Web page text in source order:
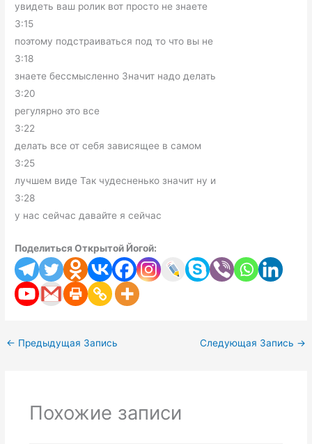
увидеть ваш ролик вот просто не знаете
3:15
поэтому подстраиваться под то что вы не
3:18
знаете бессмысленно Значит надо делать
3:20
регулярно это все
3:22
делать все от себя зависящее в самом
3:25
лучшем виде Так чудесненько значит ну и
3:28
у нас сейчас давайте я сейчас
Поделиться Открытой Йогой:
← Предыдущая Запись Следующая Запись →
Похожие записи